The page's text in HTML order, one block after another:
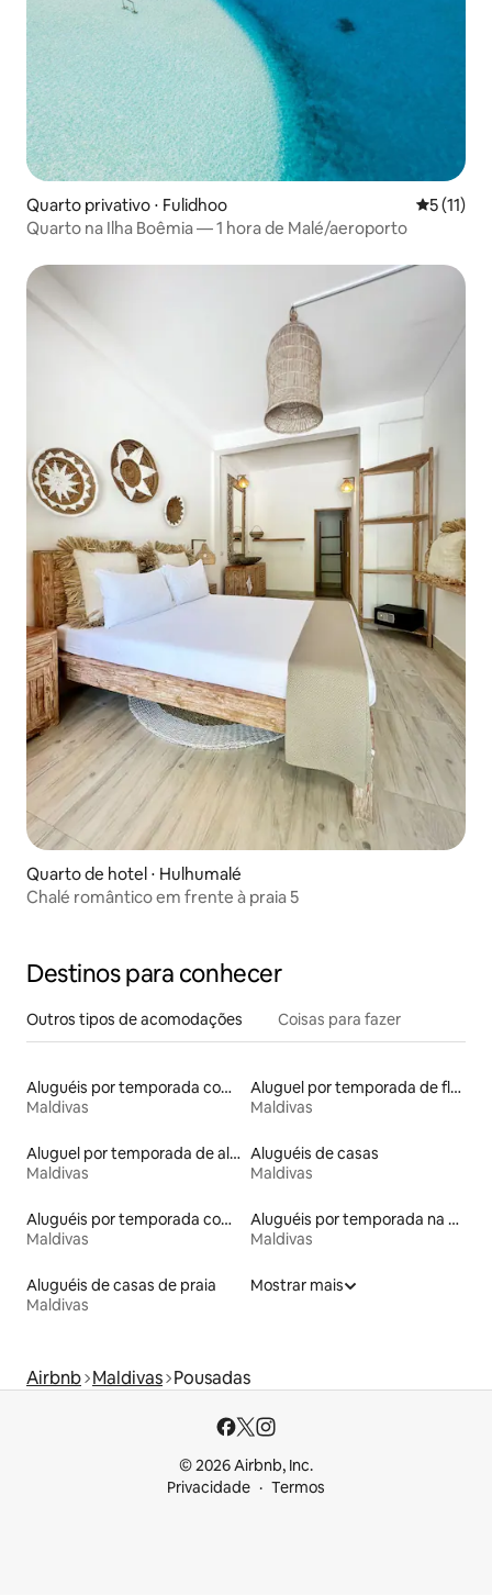
Quarto privativo ⋅ Fulidhoo 5 de uma
5 (11)
Quarto na Ilha Boêmia — 1 hora de Malé/aeroporto
Quarto de hotel ⋅ Hulhumalé
Chalé romântico em frente à praia 5
Destinos para conhecer
Outros tipos de acomodações Coisas para fazer
Aluguéis por temporada com acesso ao lago
Maldivas
Aluguel por temporada de flats
Maldivas
Aluguel por temporada de alojamentos ecológicos
Maldivas
Aluguéis de casas
Maldivas
Aluguéis por temporada com caiaque
Maldivas
Aluguéis por temporada na orla
Maldivas
Aluguéis de casas de praia
Maldivas
Mostrar mais
Airbnb Maldivas Pousadas
© 2026 Airbnb, Inc.
Privacidade
Termos